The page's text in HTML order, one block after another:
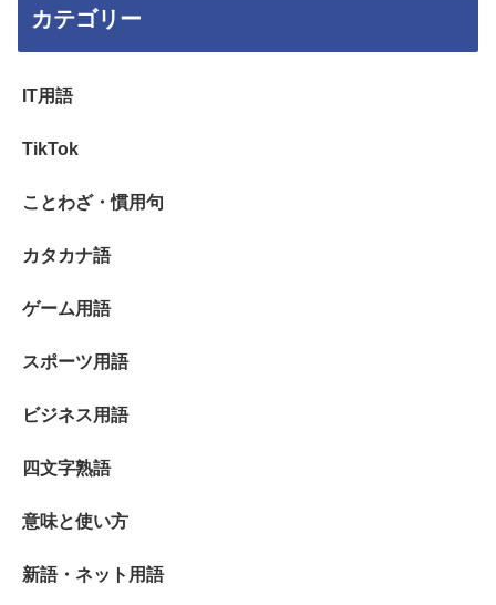
カテゴリー
IT用語
TikTok
ことわざ・慣用句
カタカナ語
ゲーム用語
スポーツ用語
ビジネス用語
四文字熟語
意味と使い方
新語・ネット用語